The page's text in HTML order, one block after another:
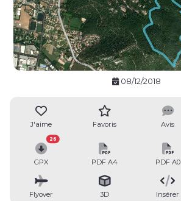
08/12/2018
J'aime Favoris Avis
GPX
26
PDF A4 PDF A0
Flyover 3D Insérer